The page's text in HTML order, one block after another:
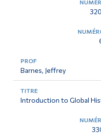
Barnes, Jeffrey
Introduction to Global